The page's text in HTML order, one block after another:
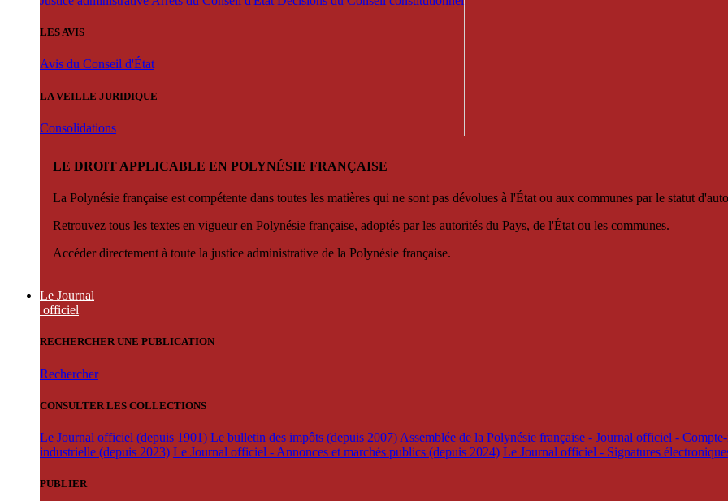
LES AVIS
Avis du Conseil d'État
LA VEILLE JURIDIQUE
Consolidations
LE DROIT APPLICABLE EN POLYNÉSIE FRANÇAISE
La Polynésie française est compétente dans toutes les matières qui ne sont pas dévolues à l'État ou aux communes par le statut
Retrouvez tous les textes en vigueur en Polynésie française, adoptés par les autorités du Pays, de l'État ou les communes.
Accéder directement à toute la justice administrative de la Polynésie française.
Le Journal
officiel
RECHERCHER UNE PUBLICATION
Rechercher
CONSULTER LES COLLECTIONS
Le Journal officiel (depuis 1901) Le bulletin des impôts (depuis 2007) Assemblée de la Polynésie française - Journal officiel -
industrielle (depuis 2023) Le Journal officiel - Annonces et marchés publics (depuis 2024) Le Journal officiel - Signatures
PUBLIER